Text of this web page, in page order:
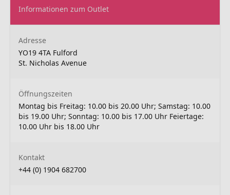
Informationen zum Outlet
Adresse
YO19 4TA Fulford
St. Nicholas Avenue
Öffnungszeiten
Montag bis Freitag: 10.00 bis 20.00 Uhr; Samstag: 10.00
bis 19.00 Uhr; Sonntag: 10.00 bis 17.00 Uhr Feiertage:
10.00 Uhr bis 18.00 Uhr
Kontakt
+44 (0) 1904 682700